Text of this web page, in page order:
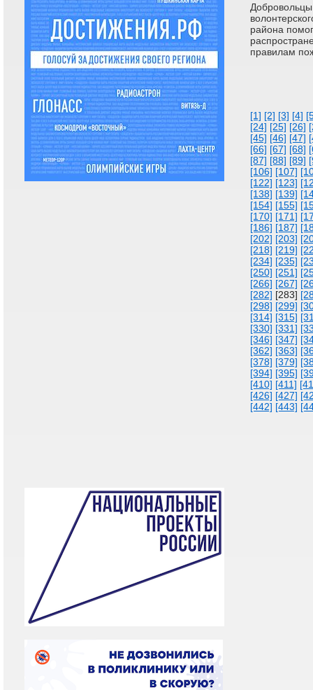
района
правилам
[1] [2] [3] [4]
[24] [25] [26]
[45] [46] [47]
[66] [67] [68]
[87] [88] [89]
[106] [107]
[122] [123]
[138] [139]
[154] [155]
[170] [171]
[186] [187]
[202] [203]
[218] [219]
[234] [235]
[250] [251]
[266] [267]
[282] [283]
[298] [299]
[314] [315]
[330] [331]
[346] [347]
[362] [363]
[378] [379]
[394] [395]
[410] [411]
[426] [427]
[442] [443]